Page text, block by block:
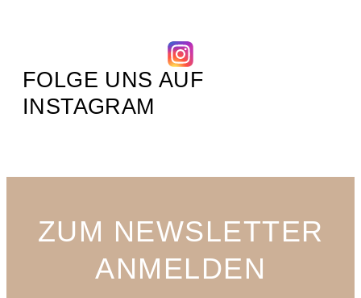
FOLGE UNS AUF
INSTAGRAM
ZUM NEWSLETTER
ANMELDEN